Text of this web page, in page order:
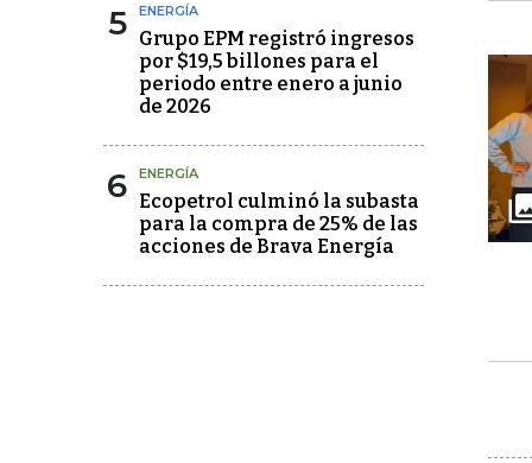
5 ENERGÍA
Grupo EPM registró ingresos
por $19,5 billones para el
periodo entre enero a junio
de 2026
6 ENERGÍA
Ecopetrol culminó la subasta
para la compra de 25% de las
acciones de Brava Energía